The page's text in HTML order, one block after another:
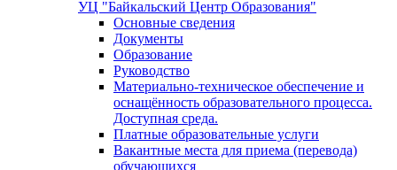
УЦ "Байкальский Центр Образования"
Основные сведения
Документы
Образование
Руководство
Материально-техническое обеспечение и
оснащённость образовательного процесса.
Доступная среда.
Платные образовательные услуги
Вакантные места для приема (перевода)
обучающихся